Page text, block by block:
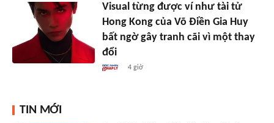
Visual từng được ví như tài tử
Hong Kong của Võ Điền Gia Huy
bất ngờ gây tranh cãi vì một thay
đổi
4 giờ
TIN MỚI